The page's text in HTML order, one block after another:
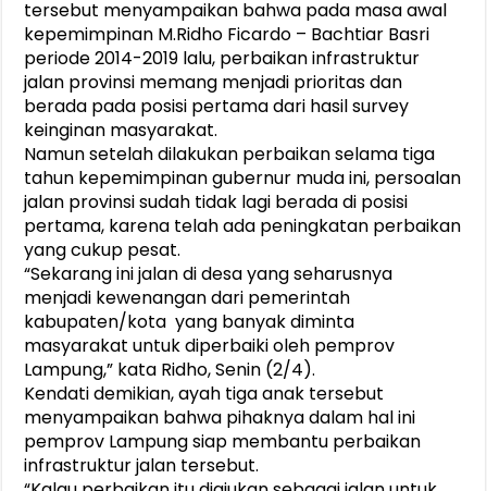
tersebut menyampaikan bahwa pada masa awal
kepemimpinan M.Ridho Ficardo – Bachtiar Basri
periode 2014-2019 lalu, perbaikan infrastruktur
jalan provinsi memang menjadi prioritas dan
berada pada posisi pertama dari hasil survey
keinginan masyarakat.
Namun setelah dilakukan perbaikan selama tiga
tahun kepemimpinan gubernur muda ini, persoalan
jalan provinsi sudah tidak lagi berada di posisi
pertama, karena telah ada peningkatan perbaikan
yang cukup pesat.
“Sekarang ini jalan di desa yang seharusnya
menjadi kewenangan dari pemerintah
kabupaten/kota yang banyak diminta
masyarakat untuk diperbaiki oleh pemprov
Lampung,” kata Ridho, Senin (2/4).
Kendati demikian, ayah tiga anak tersebut
menyampaikan bahwa pihaknya dalam hal ini
pemprov Lampung siap membantu perbaikan
infrastruktur jalan tersebut.